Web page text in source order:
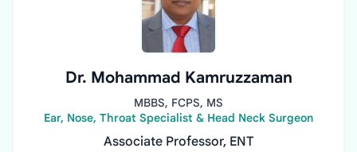
Dr. Mohammad Kamruzzaman
MBBS, FCPS, MS
Ear, Nose, Throat Specialist & Head Neck Surgeon
Associate Professor, ENT